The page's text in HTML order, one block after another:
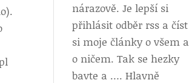
nárazově. Je lepší si
přihlásit odběr rss a číst
si moje články o všem a
o ničem. Tak se hezky
bavte a …. Hlavně